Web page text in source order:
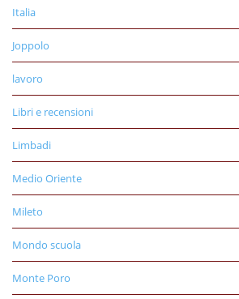
Italia
Joppolo
lavoro
Libri e recensioni
Limbadi
Medio Oriente
Mileto
Mondo scuola
Monte Poro